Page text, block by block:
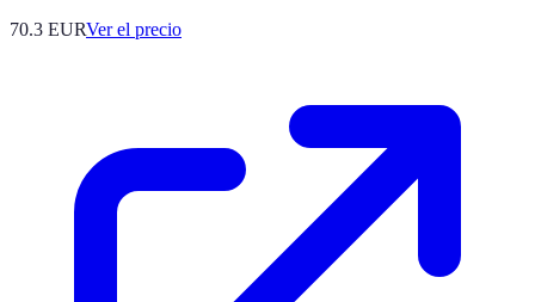
70.3 EURVer el precio